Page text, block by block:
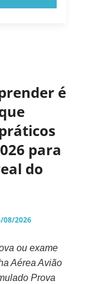
é
para
do
08/2026
ou exame
Aérea Avião
Prova